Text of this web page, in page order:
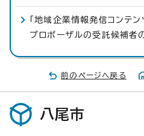
「地域企業情報発信コンテン
プロポーザルの受託候補者
前のページへ戻る
八尾市